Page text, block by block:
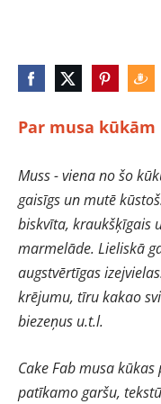
Par musa kūkām
Muss - viena no šo
gaisīgs un mutē
biskvīta, kraukšķīgais
marmelāde. Lieliskā
augstvērtīgas
krējumu, tīru kakao
biezeņus u.t.l.
Cake Fab musa
patīkamo garšu,